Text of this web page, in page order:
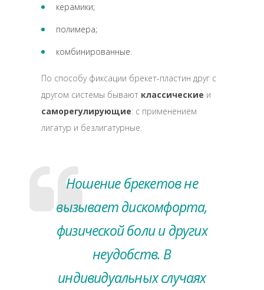
керамики;
полимера;
комбинированные.
По способу фиксации брекет-пластин друг с
другом системы бывают классические и
саморегулирующие: с применением
лигатур и безлигатурные.
Ношение брекетов не
вызывает дискомфорта,
физической боли и других
неудобств. В
индивидуальных случаях